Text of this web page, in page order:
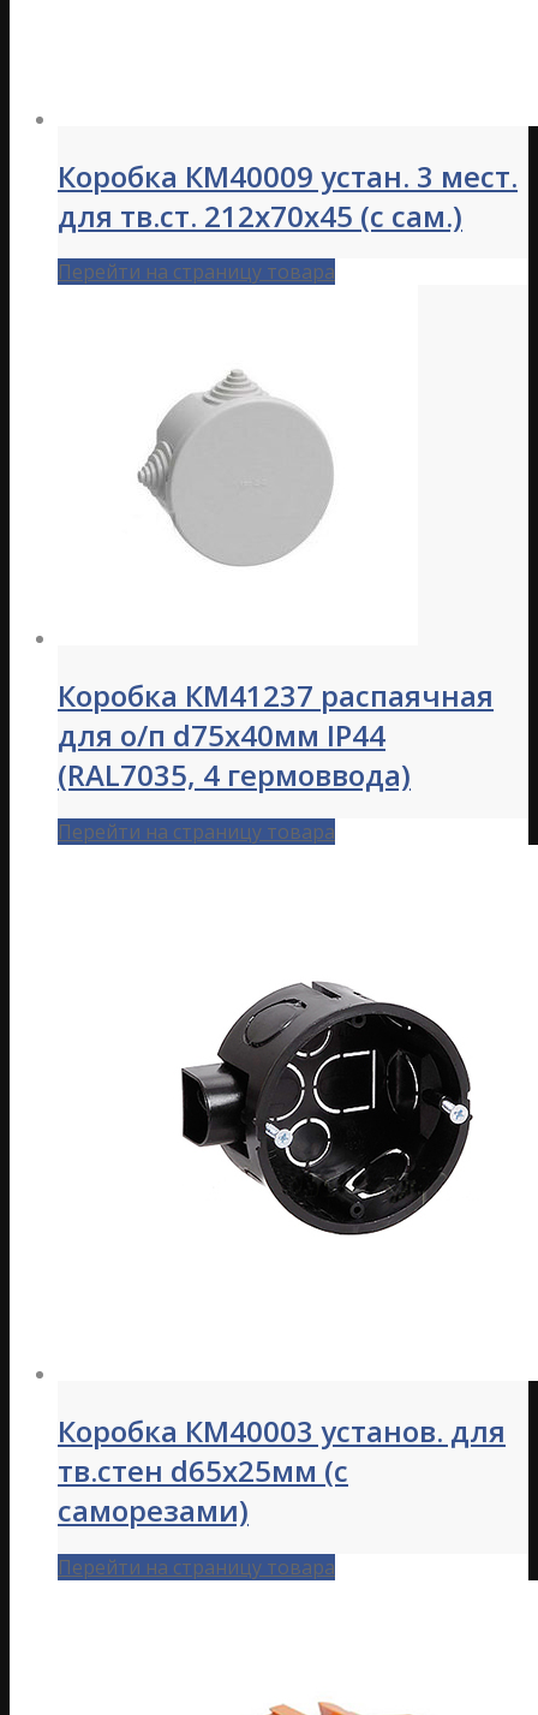
Коробка КМ40009 устан. 3 мест.
для тв.ст. 212х70х45 (с сам.)
Перейти на страницу товара
Коробка КМ41237 распаячная
для о/п d75х40мм IP44
(RAL7035, 4 гермоввода)
Перейти на страницу товара
Коробка КМ40003 установ. для
тв.стен d65x25мм (с
саморезами)
Перейти на страницу товара